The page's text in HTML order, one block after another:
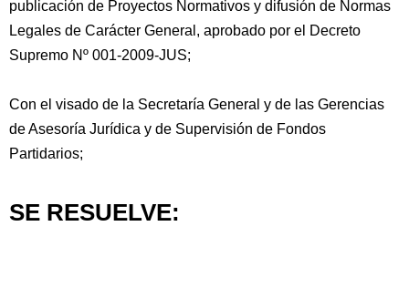
publicación de Proyectos Normativos y difusión de Normas
Legales de Carácter General, aprobado por el Decreto
Supremo Nº 001-2009-JUS;
Con el visado de la Secretaría General y de las Gerencias
de Asesoría Jurídica y de Supervisión de Fondos
Partidarios;
SE RESUELVE: